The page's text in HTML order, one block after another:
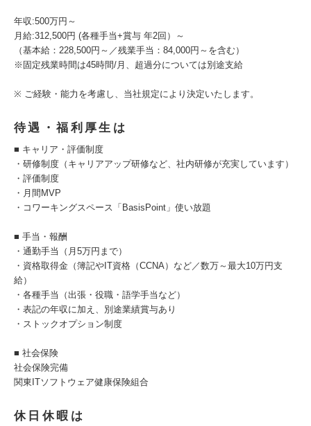
年収:500万円～
月給:312,500円 (各種手当+賞与 年2回）～
（基本給：228,500円～／残業手当：84,000円～を含む）
※固定残業時間は45時間/月、超過分については別途支給
※ ご経験・能力を考慮し、当社規定により決定いたします。
待遇・福利厚生は
■ キャリア・評価制度
・研修制度（キャリアアップ研修など、社内研修が充実しています）
・評価制度
・月間MVP
・コワーキングスペース「BasisPoint」使い放題
■ 手当・報酬
・通勤手当（月5万円まで）
・資格取得金（簿記やIT資格（CCNA）など／数万～最大10万円支
給）
・各種手当（出張・役職・語学手当など）
・表記の年収に加え、別途業績賞与あり
・ストックオプション制度
■ 社会保険
社会保険完備
関東ITソフトウェア健康保険組合
休日休暇は